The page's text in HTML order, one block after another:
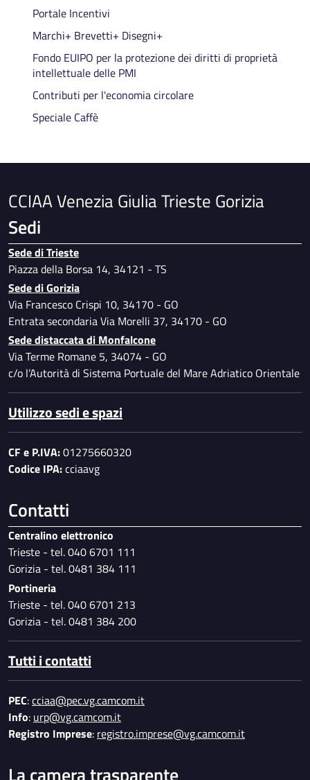
Portale Incentivi
Marchi+ Brevetti+ Disegni+
Fondo EUIPO per la protezione dei diritti di proprietà
intellettuale delle PMI
Contributi per l'economia circolare
Speciale Caffè
CCIAA Venezia Giulia Trieste Gorizia
Sedi
Sede di Trieste
Piazza della Borsa 14, 34121 - TS
Sede di Gorizia
Via Francesco Crispi 10, 34170 - GO
Entrata secondaria Via Morelli 37, 34170 - GO
Sede distaccata di Monfalcone
Via Terme Romane 5, 34074 - GO
c/o l’Autorità di Sistema Portuale del Mare Adriatico Orientale
Utilizzo sedi e spazi
CF e P.IVA:01275660320
Codice IPA:cciaavg
Contatti
Centralino elettronico
Trieste - tel. 040 6701 111
Gorizia - tel. 0481 384 111
Portineria
Trieste - tel. 040 6701 213
Gorizia - tel. 0481 384 200
Tutti i contatti
PEC:cciaa@pec.vg.camcom.it
Info: urp@vg.camcom.it
Registro Imprese: registro.imprese@vg.camcom.it
La camera trasparente